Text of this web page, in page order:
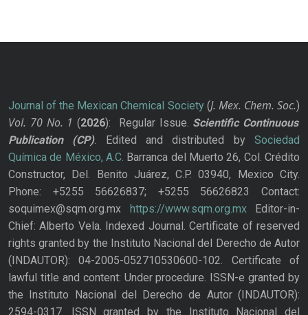
Journal of the Mexican Chemical Society(J. Mex. Chem. Soc.)
Vol. 70 No. 1 (2026): Regular Issue. Scientific Continuous
Publication
(CP). Edited and distributed bySociedad
Química de México, A.C. Barranca del Muerto 26, Col. Crédito
Constructor, Del. Benito Juárez, C.P. 03940, Mexico City.
Phone: +5255 56626837; +5255 56626823 Contact:
soquimex@sqm.org.mx
https://www.sqm.org.mxEditor-in-
Chief: Alberto Vela. Indexed Journal. Certificate of reserved
rights granted by the Instituto Nacional del Derecho de Autor
(INDAUTOR): 04-2005-052710530600-102. Certificate of
lawful title and content: Under procedure. ISSN-e granted by
the Instituto Nacional del Derecho de Autor (INDAUTOR):
2594-0317. ISSN granted by the Instituto Nacional del